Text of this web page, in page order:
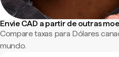
Envie CAD a partir de outras
Compare taxas para Dólares
mundo.